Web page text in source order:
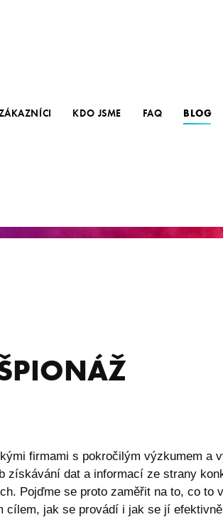
KDO JSME FAQ BLOG
firmami s pokročilým výzkumem a
získávání dat a informací ze strany
Pojďme se proto zaměřit na to, co to
cílem, jak se provádí i jak se jí